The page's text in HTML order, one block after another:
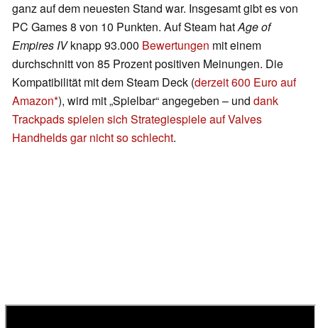
ganz auf dem neuesten Stand war. Insgesamt gibt es von
PC Games 8 von 10 Punkten. Auf Steam hatAge of
Empires IVknapp 93.000 Bewertungen mit einem
durchschnitt von 85 Prozent positiven Meinungen. Die
Kompatibilität mit dem Steam Deck (derzeit 600 Euro auf
Amazon ), wird mit „Spielbar“ angegeben – und dank
Trackpads spielen sich Strategiespiele auf Valves
Handhelds gar nicht so schlecht.